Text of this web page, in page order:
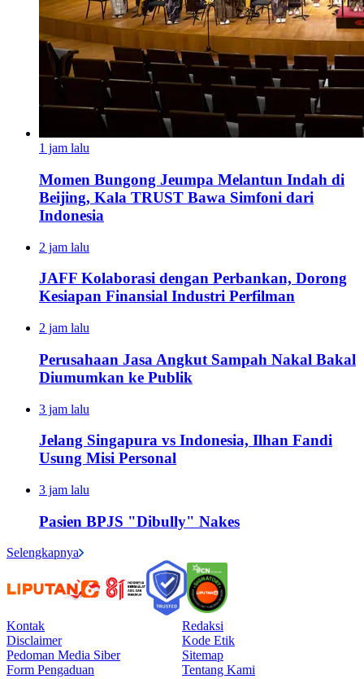
1 jam lalu
Momen Bungong Jeumpa Melantun Indah di
Beijing, Kala TRUST Bawa Simfoni dari
Indonesia
2 jam lalu
JAFF Kolaborasi dengan Perbankan, Dorong
Kesiapan Finansial Industri Perfilman
2 jam lalu
Perusahaan Jasa Angkut Sampah Nakal Bakal
Diumumkan ke Publik
3 jam lalu
Jelang Singapura vs Indonesia, Ilhan Fandi
Usung Misi Personal
3 jam lalu
Pasien BPJS "Dibully" Nakes
Selengkapnya
Kontak
Redaksi
Disclaimer
Kode Etik
Pedoman Media Siber
Sitemap
Form Pengaduan
Tentang Kami